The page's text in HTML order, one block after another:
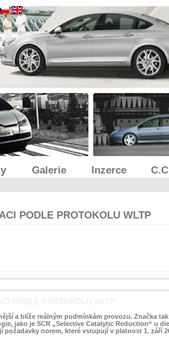
Galerie Inzerce
PODLE PROTOKOLU WLTP
a blíže reálným podmínkám provozu. Značka
jako je SCR „Selective Catalytic Reduction“ u
norem, které vstupují v platnost 1. září